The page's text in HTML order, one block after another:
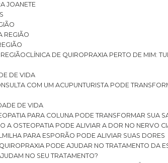
JOANETE
REGIÃO
CLÍNICA DE QUIROPRAXIA PERTO DE MIM:
DE VIDA
COM UM ACUPUNTURISTA PODE
DE VIDA
PARA COLUNA PODE TRANSFORMAR SUA
A OSTEOPATIA PODE ALIVIAR A DOR NO NERVO
PARA ESPORÃO PODE ALIVIAR SUAS DORES
QUIROPRAXIA PODE AJUDAR NO TRATAMENTO DA
NO SEU TRATAMENTO?